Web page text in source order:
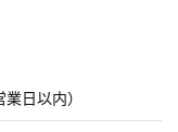
日以内）